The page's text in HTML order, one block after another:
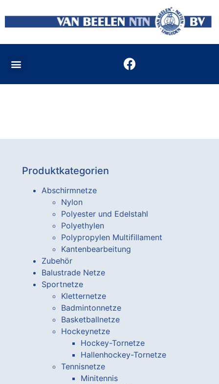
Produktkategorien
Abschirmnetze
Nylon
Polyester und Edelstahl
Polyethylen
Polypropylen Multifillament
Kantenbearbeitung
Zubehör
Balustrade Netze
Sportnetze
Kletternetze
Badmintonnetze
Basketballnetze
Hockeynetze
Hockey-Tornetze
Hallenhockey-Tornetze
Tennisnetze
Minitennis